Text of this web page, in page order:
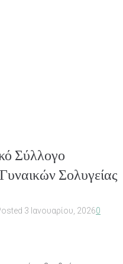
Σύλλογο
Σολυγείας
3 Ιανουαρίου, 20260